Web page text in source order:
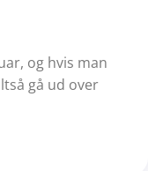
og hvis man
gå ud over